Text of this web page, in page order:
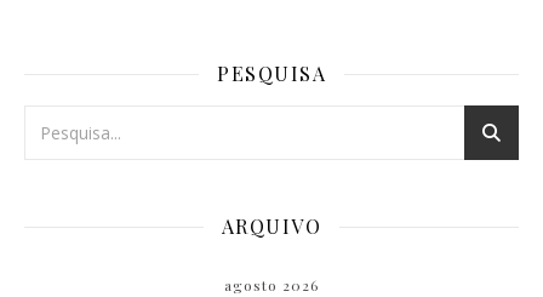
PESQUISA
ARQUIVO
agosto 2026